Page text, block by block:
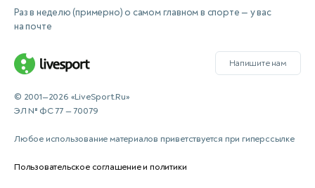
Раз в неделю (примерно) о самом главном в спорте — у вас
на почте
Напишите нам
© 2001—2026 «LiveSport.Ru»
ЭЛ № ФС 77 — 70079
Любое использование материалов приветствуется при гиперссылке
Пользовательское соглашение и политики